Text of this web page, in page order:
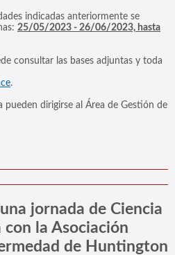
indicadas anteriormente se
25/05/2023 - 26/06/2023, hasta
consultar las bases adjuntas y toda
.
pueden dirigirse al Área de Gestión de
jornada de Ciencia
la Asociación
de Huntington